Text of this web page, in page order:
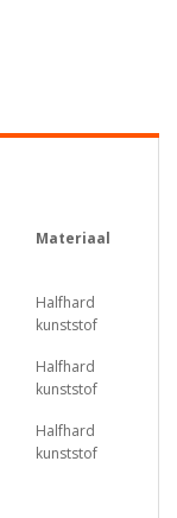
Materiaal
Halfhard
kunststof
Halfhard
kunststof
Halfhard
kunststof